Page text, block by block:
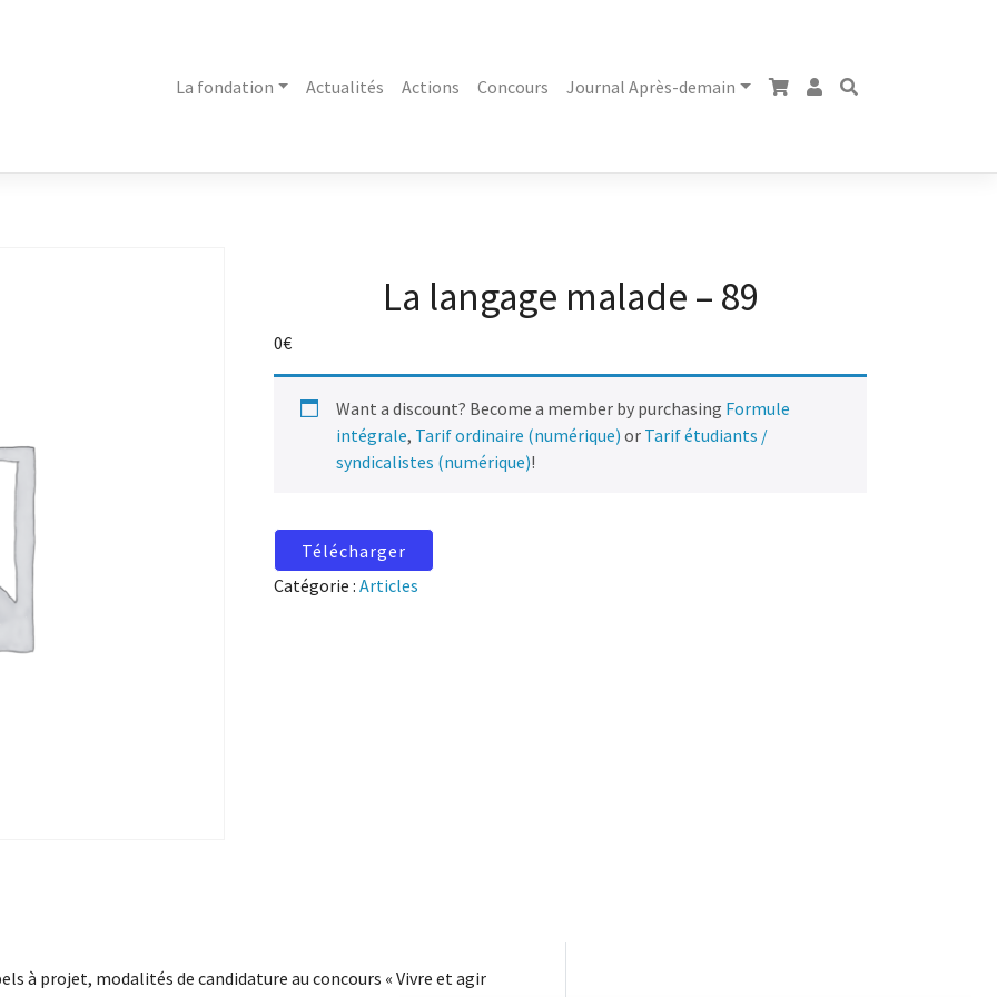
La fondation Actualités Actions Concours Journal Après-demain
La langage malade – 89
0€
Want a discount? Become a member by purchasing Formule
intégrale, Tarif ordinaire (numérique) or Tarif étudiants /
syndicalistes (numérique)!
Télécharger
Catégorie :Articles
à projet, modalités de candidature au concours « Vivre et agir